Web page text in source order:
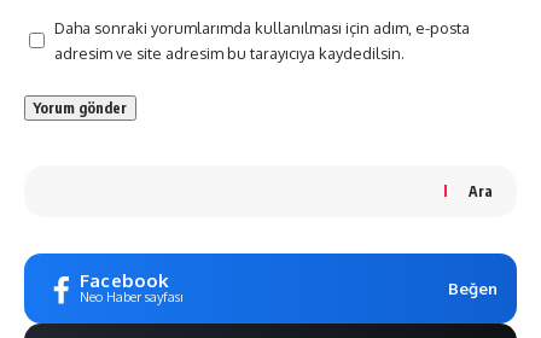
Daha sonraki yorumlarımda kullanılması için adım, e-posta
adresim ve site adresim bu tarayıcıya kaydedilsin.
Ara
Facebook
Neo Haber sayfası Beğen